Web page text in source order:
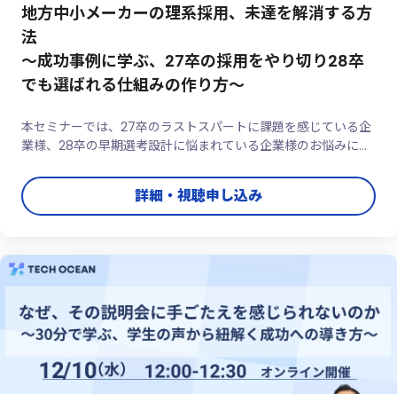
地方中小メーカーの理系採用、未達を解消する方
法
～成功事例に学ぶ、27卒の採用をやり切り28卒
でも選ばれる仕組みの作り方～
本セミナーでは、27卒のラストスパートに課題を感じている企
業様、28卒の早期選考設計に悩まれている企業様のお悩みに、
と」「具体的に聞いてみたいこと」を、ぜひお気軽にご相談くだ
さい。理系採用に特化したサービス提供者ならではの視点で、
明日から実践 ...
詳細・視聴申し込み